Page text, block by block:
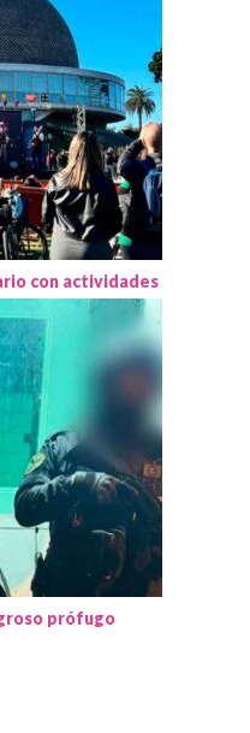
con actividades
prófugo